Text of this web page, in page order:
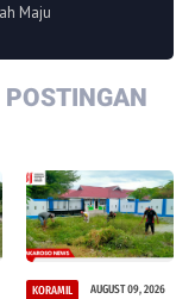
Maju
KORAMIL AUGUST 09, 2026